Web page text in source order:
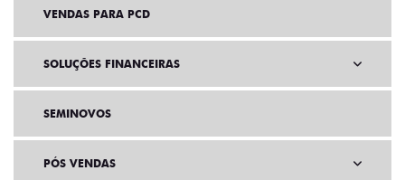
VENDAS PARA PCD
SOLUÇÕES FINANCEIRAS
SEMINOVOS
PÓS VENDAS